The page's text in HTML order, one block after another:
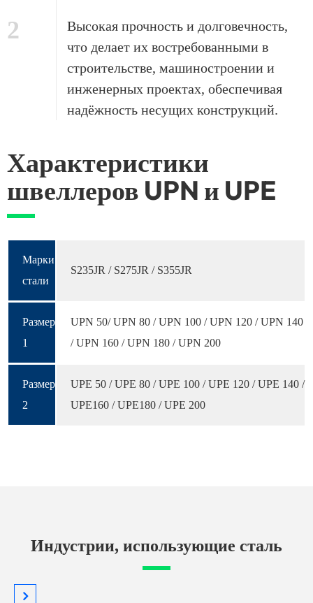
2
Высокая прочность и долговечность,
что делает их востребованными в
строительстве, машиностроении и
инженерных проектах, обеспечивая
надёжность несущих конструкций.
Характеристики
швеллеров UPN и UPE
Марки
стали
S235JR / S275JR / S355JR
Размер
1
UPN 50/ UPN 80 / UPN 100 / UPN 120 / UPN 140
/ UPN 160 / UPN 180 / UPN 200
Размер
2
UPE 50 / UPE 80 / UPE 100 / UPE 120 / UPE 140 /
UPE160 / UPE180 / UPE 200
Индустрии, использующие сталь